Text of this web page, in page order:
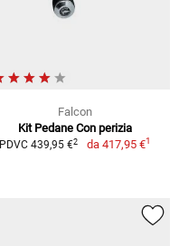
Falcon
Kit Pedane Con perizia
PDVC 439,95 €2 da 417,95 €1